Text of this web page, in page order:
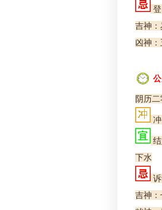
吉神
凶神
阴历
下水
吉神